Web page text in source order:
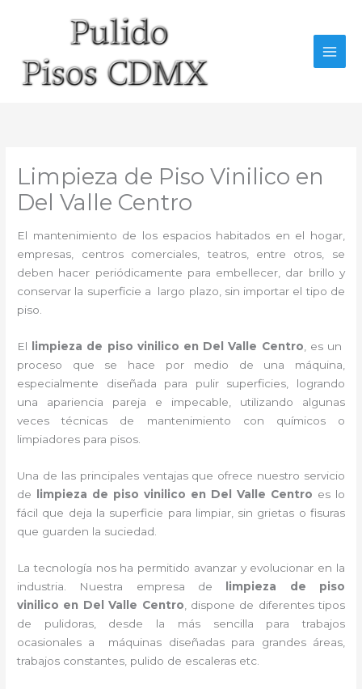
Limpieza de Piso Vinilico en
Del Valle Centro
El mantenimiento de los espacios habitados en el hogar,
empresas, centros comerciales, teatros, entre otros, se
deben hacer periódicamente para embellecer, dar brillo y
conservar la superficie a largo plazo, sin importar el tipo de
piso.
El limpieza de piso vinilico en Del Valle Centro , es un
proceso que se hace por medio de una máquina,
especialmente diseñada para pulir superficies, logrando
una apariencia pareja e impecable, utilizando algunas
veces técnicas de mantenimiento con químicos o
limpiadores para pisos.
Una de las principales ventajas que ofrece nuestro servicio
de
limpieza de piso vinilico en Del Valle Centro es lo
fácil que deja la superficie para limpiar, sin grietas o fisuras
que guarden la suciedad.
La tecnología nos ha permitido avanzar y evolucionar en la
industria. Nuestra empresa de
limpieza de piso
vinilico en Del Valle Centro , dispone de diferentes tipos
de pulidoras, desde la más sencilla para trabajos
ocasionales a máquinas diseñadas para grandes áreas,
trabajos constantes, pulido de escaleras etc.